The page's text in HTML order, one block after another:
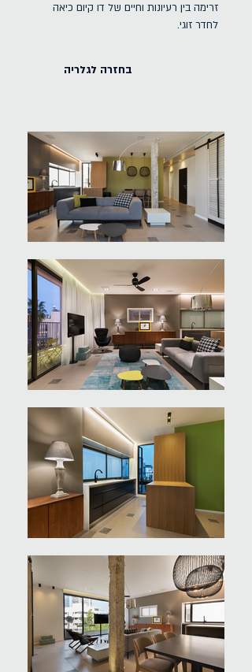
זרימה בין רעיונות וחיים של דו קיום כיאה
לחדר זוגי.
בחזרה לגלריה